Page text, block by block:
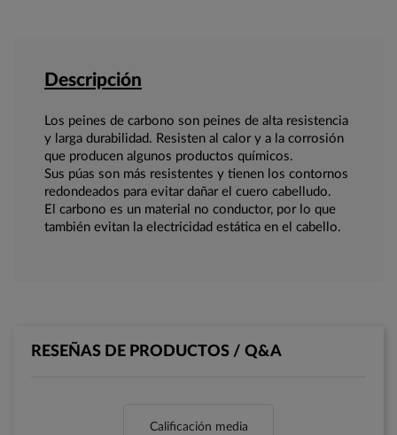
Descripción
Los peines de carbono son peines de alta resistencia
y larga durabilidad. Resisten al calor y a la corrosión
que producen algunos productos químicos.
Sus púas son más resistentes y tienen los contornos
redondeados para evitar dañar el cuero cabelludo.
El carbono es un material no conductor, por lo que
también evitan la electricidad estática en el cabello.
RESEÑAS DE PRODUCTOS / Q&A
Calificación media